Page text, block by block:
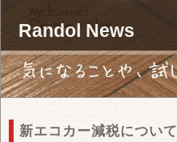
Randol News
新エコカー減税について